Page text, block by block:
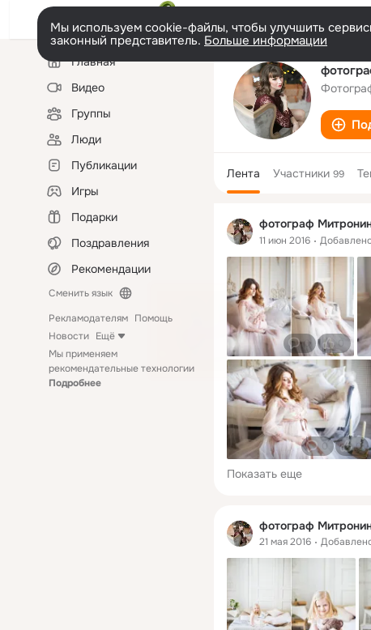
Мы используем cookie-файлы, чтобы улучшить
законный представитель. Больше информации
Левая
колонкаГлавная
Видео
Группы
Люди
Публикации
Игры
Подарки
Поздравления
Рекомендации
Сменить язык
Рекламодателям Помощь
Новости Ещё
Мы применяем
рекомендательные технологии
Подробнее
Лента Участники 99
фотограф
11 июн 2016
0 0
0 0
Показать еще
фотограф
21 мая 2016